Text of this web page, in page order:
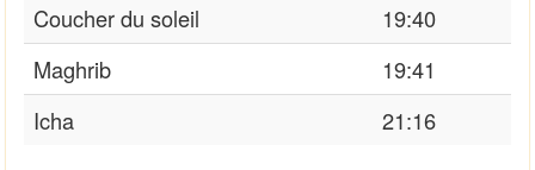
Coucher du soleil
19:40
Maghrib
19:41
Icha
21:16